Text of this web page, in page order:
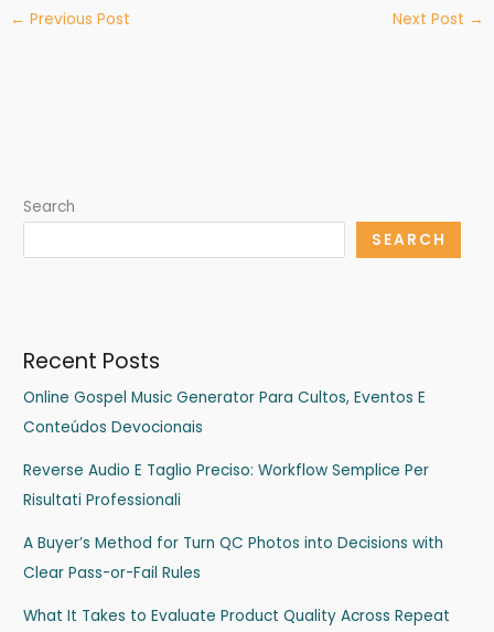
← Previous Post Next Post →
Search
SEARCH
Recent Posts
Online Gospel Music Generator Para Cultos, Eventos E
Conteúdos Devocionais
Reverse Audio E Taglio Preciso: Workflow Semplice Per
Risultati Professionali
A Buyer’s Method for Turn QC Photos into Decisions with
Clear Pass-or-Fail Rules
What It Takes to Evaluate Product Quality Across Repeat